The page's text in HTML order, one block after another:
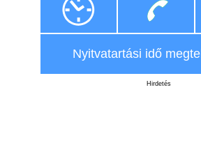
Nyitvatartási idő
Hirdetés